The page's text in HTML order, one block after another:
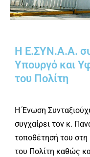
Η Ε.ΣΥΝ.Α.Α.
Υπουργό και
του Πολίτη
Η Ένωση
συγχαίρει τον κ.
τοποθέτησή του
του Πολίτη καθώς